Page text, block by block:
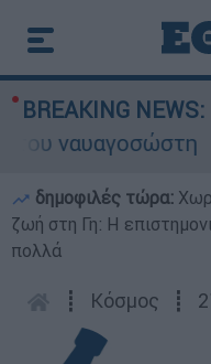
BREAKING NEWS:
ναυαγοσώστη
δημοφιλές τώρα:
ζωή στη Γη: Η
πολλά
┋ Κόσμος ┋